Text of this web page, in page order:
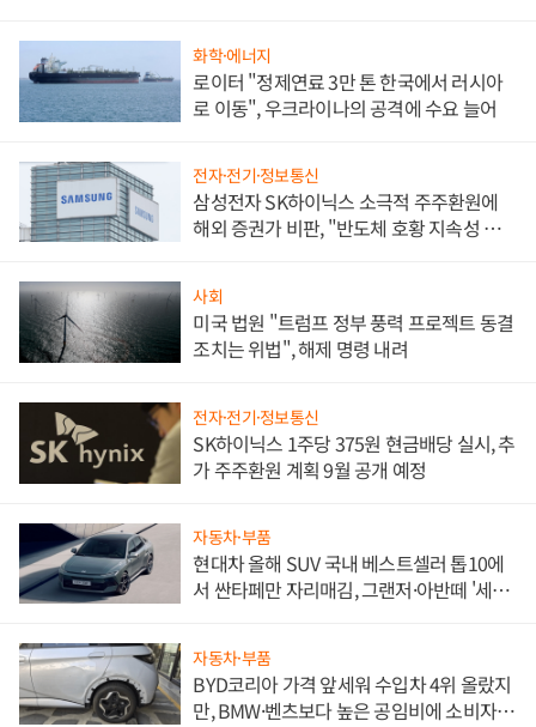
화학·에너지
로이터 "정제연료 3만 톤 한국에서 러시아
로 이동", 우크라이나의 공격에 수요 늘어
전자·전기·정보통신
삼성전자 SK하이닉스 소극적 주주환원에
해외 증권가 비판, "반도체 호황 지속성 의
사회
미국 법원 "트럼프 정부 풍력 프로젝트 동결
조치는 위법", 해제 명령 내려
전자·전기·정보통신
SK하이닉스 1주당 375원 현금배당 실시, 추
가 주주환원 계획 9월 공개 예정
자동차·부품
현대차 올해 SUV 국내 베스트셀러 톱10에
서 싼타페만 자리매김, 그랜저·아반떼 '세단
자동차·부품
BYD코리아 가격 앞세워 수입차 4위 올랐지
만, BMW·벤츠보다 높은 공임비에 소비자